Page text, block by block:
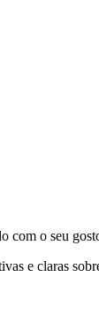
o seu
e claras